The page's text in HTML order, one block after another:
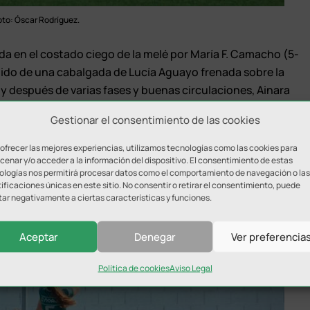
Gestionar el consentimiento de las cookies
las mejores experiencias, utilizamos tecnologías como las cookies para
y/o acceder a la información del dispositivo. El consentimiento de estas
nos permitirá procesar datos como el comportamiento de navegación o las
únicas en este sitio. No consentir o retirar el consentimiento, puede
negativamente a ciertas características y funciones.
Aceptar Denegar Ver
Política de cookiesAviso Legal
Óscar Rodríguez.
en el costado ciego de la melé por María F. Camacho (5-
de una cabalgada de Lucía Aguayo frenada sobre la
después de varias fases y buenas circulaciones, Ainara
para su equipo.
antes del descanso y otro tras la reanudación, logró
las sevillanas tenían sobre el césped una jugadora menos
jugadora lesionada.